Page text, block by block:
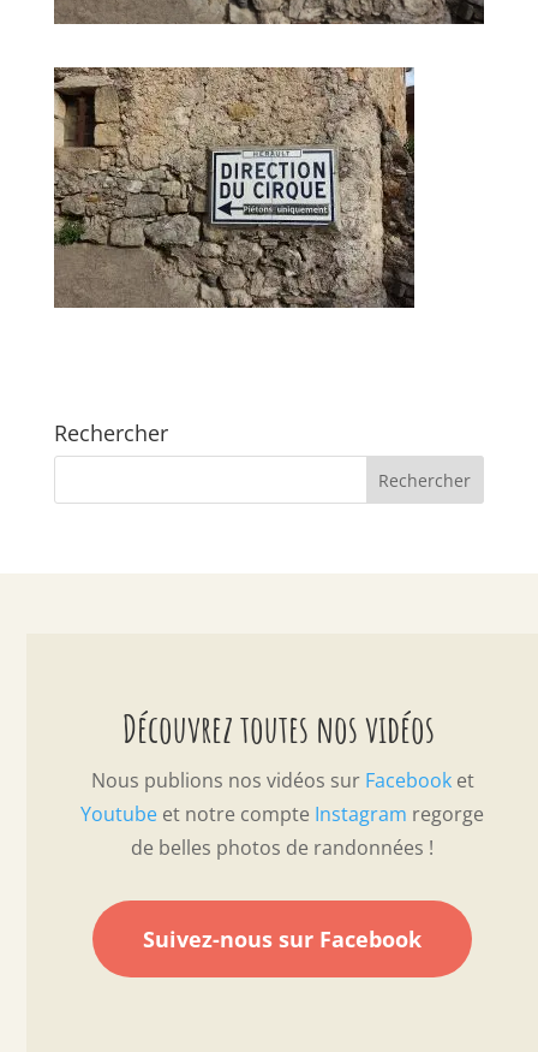
Rechercher
Découvrez toutes nos vidéos
Nous publions nos vidéos sur Facebooket
Youtube et notre compte Instagram regorge
de belles photos de randonnées !
Suivez-nous sur Facebook